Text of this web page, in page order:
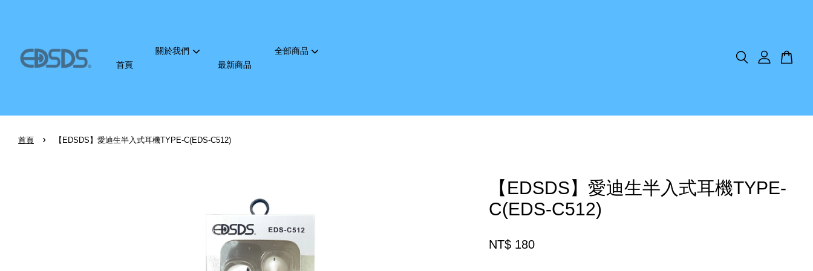
首頁
關於我們
最新商品
全部商品
首頁 › 【EDSDS】愛迪生半入式耳機TYPE-C(EDS-C512)
【EDSDS】愛迪生半入式耳機TYPE-
C(EDS-C512)
NT$ 180